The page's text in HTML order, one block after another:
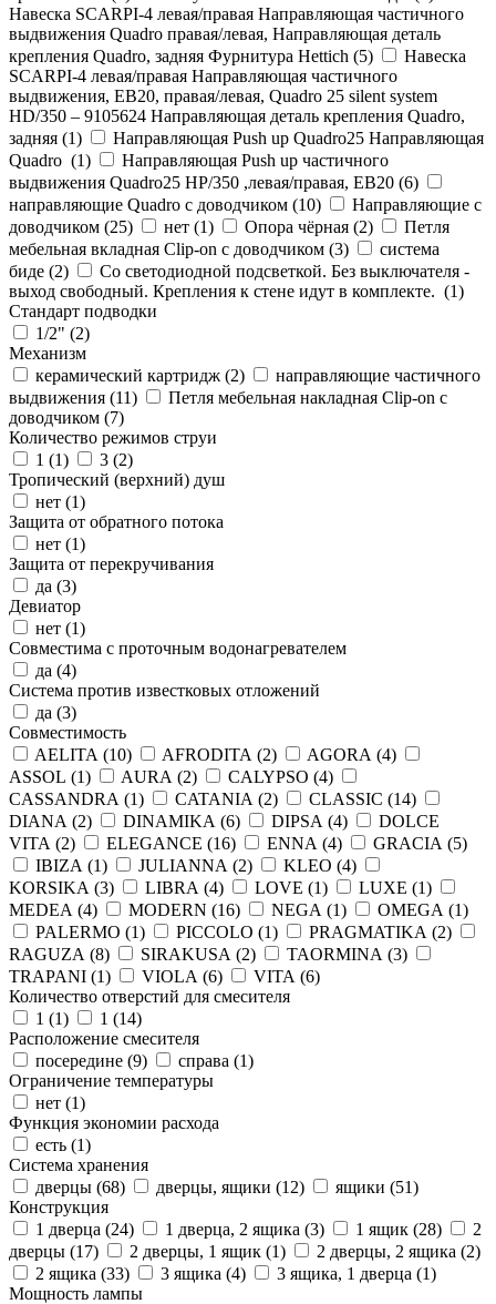
Навеска SCARPI-4 левая/правая Направляющая частичного
выдвижения Quadro правая/левая, Направляющая деталь
крепления Quadro, задняя Фурнитура Hettich (5)
Навеска
SCARPI-4 левая/правая Направляющая частичного
выдвижения, ЕВ20, правая/левая, Quadro 25 silent system
HD/350 – 9105624 Направляющая деталь крепления Quadro,
задняя (1)
Направляющая Push up Quadro25 Направляющая
Quadro (1)
Направляющая Push up частичного
выдвижения Quadro25 НР/350 ,левая/правая, ЕВ20 (6)
направляющие Quadro с доводчиком (10)
Направляющие с
доводчиком (25) нет (1) Опора чёрная (2)
Петля
мебельная вкладная Clip-on с доводчиком (3)
система
биде (2)
Со светодиодной подсветкой. Без выключателя -
выход свободный. Крепления к стене идут в комплекте. (1)
Стандарт подводки
1/2" (2)
Механизм
керамический картридж (2)
направляющие частичного
выдвижения (11)
Петля мебельная накладная Clip-on с
доводчиком (7)
Количество режимов струи
1 (1) 3 (2)
Тропический (верхний) душ
нет (1)
Защита от обратного потока
нет (1)
Защита от перекручивания
да (3)
Девиатор
нет (1)
Совместима с проточным водонагревателем
да (4)
Система против известковых отложений
да (3)
Совместимость
AELITA (10) AFRODITA (2) AGORA (4)
ASSOL (1) AURA (2) CALYPSO (4)
CASSANDRA (1) CATANIA (2) CLASSIC (14)
DIANA (2) DINAMIKA (6) DIPSA (4)
DOLCE
VITA (2) ELEGANCE (16) ENNA (4) GRACIA (5)
IBIZA (1) JULIANNA (2) KLEO (4)
KORSIKA (3) LIBRA (4) LOVE (1) LUXE (1)
MEDEA (4) MODERN (16) NEGA (1) OMEGA (1)
PALERMO (1) PICCOLO (1) PRAGMATIKA (2)
RAGUZA (8) SIRAKUSA (2) TAORMINA (3)
TRAPANI (1) VIOLA (6) VITA (6)
Количество отверстий для смесителя
1 (1) 1 (14)
Расположение смесителя
посередине (9) справа (1)
Ограничение температуры
нет (1)
Функция экономии расхода
есть (1)
Система хранения
дверцы (68) дверцы, ящики (12) ящики (51)
Конструкция
1 дверца (24) 1 дверца, 2 ящика (3) 1 ящик (28)
2
дверцы (17) 2 дверцы, 1 ящик (1) 2 дверцы, 2 ящика (2)
2 ящика (33) 3 ящика (4) 3 ящика, 1 дверца (1)
Мощность лампы